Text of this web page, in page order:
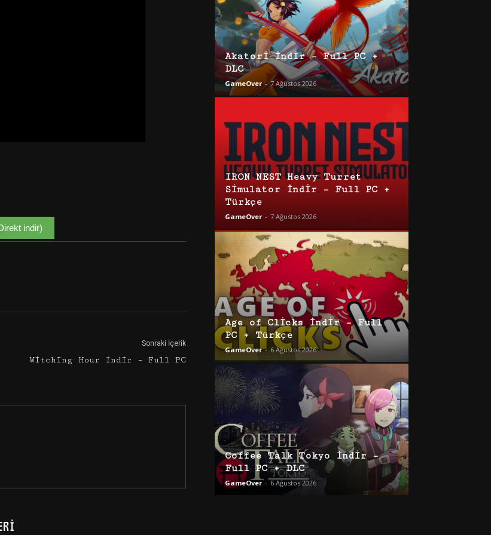
indir)
Sonraki İçerik
Witching Hour İndir – Full PC
Akatori İndir – Full PC +
DLC
GameOver - 7 Ağustos 2026
IRON NEST Heavy Turret
Simulator İndir – Full PC +
Türkçe
GameOver - 7 Ağustos 2026
Age of Clicks İndir – Full
PC + Türkçe
GameOver - 6 Ağustos 2026
Coffee Talk Tokyo İndir –
Full PC + DLC
GameOver - 6 Ağustos 2026